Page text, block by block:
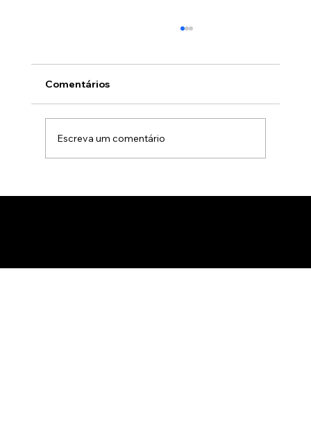
Comentários
Escreva um comentário